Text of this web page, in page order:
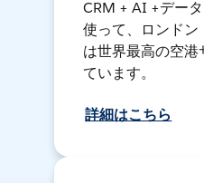
CRM + AI +デー
使って、ロンド
は世界最高の空港
ています。
詳細はこちら